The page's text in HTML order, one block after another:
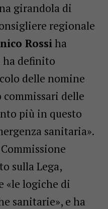
girandola di
regionale
Rossiha
ha definito
delle nomine
delle
più in questo
sanitaria».
sulla Lega,
«le logiche di
sanitarie», e ha